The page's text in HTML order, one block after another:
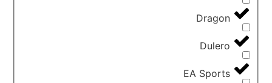
Dragon
Dulero
EA Sports